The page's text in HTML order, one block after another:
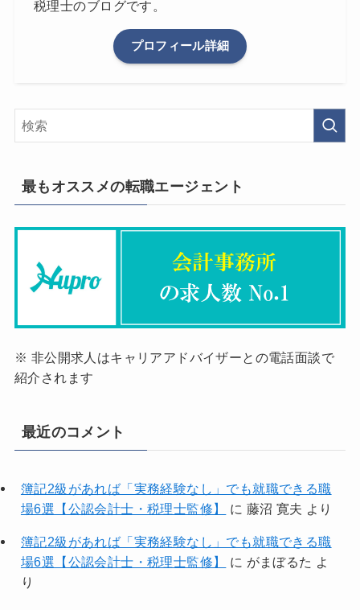
税理士のブログです。
プロフィール詳細
最もオススメの転職エージェント
※ 非公開求人はキャリアアドバイザーとの電話面談で
紹介されます
最近のコメント
簿記2級があれば「実務経験なし」でも就職できる職
場6選【公認会計士・税理士監修】
に 藤沼 寛夫 より
簿記2級があれば「実務経験なし」でも就職できる職
場6選【公認会計士・税理士監修】
に がまぼるた
よ
り